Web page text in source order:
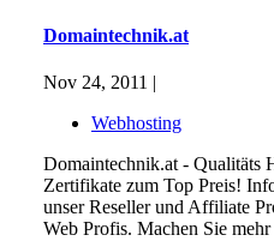
Domaintechnik.at
Nov 24, 2011 |
Webhosting
Domaintechnik.at - Qualitäts
Zertifikate zum Top Preis!
unser Reseller und Affiliate
Web Profis. Machen Sie mehr